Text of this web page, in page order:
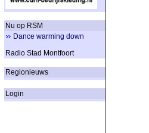
Nu op RSM
Dance warming down
Radio Stad Montfoort
Regionieuws
Login